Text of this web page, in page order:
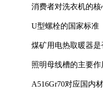
消费者对洗衣机的
U型螺栓的国家标准
煤矿用电热取暖器
照明母线槽的主要作
A516Gr70对应国内